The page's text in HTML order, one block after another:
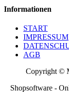
Informationen
START
IMPRESSUM
AGB
Copyright ©
Shopsoftware -